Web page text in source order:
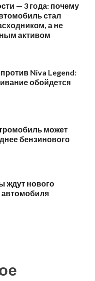
— 3 года: почему
стал
а не
активом
Niva Legend:
обойдется
может
бензинового
ждут нового
автомобиля